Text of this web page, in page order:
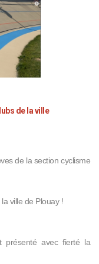
de la ville
de la section cyclisme
ville de Plouay !
présenté avec fierté la